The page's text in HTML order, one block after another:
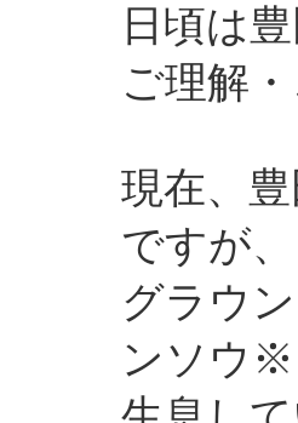
日頃は
ご理解
現在、
ですが、
グラウ
ンソウ